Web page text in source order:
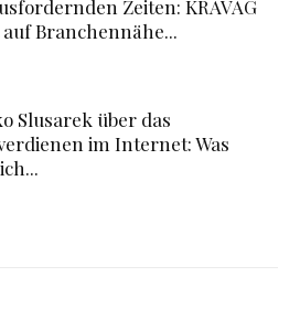
Zeiten: KRAVAG
Branchennähe...
Slusarek über das
im Internet: Was